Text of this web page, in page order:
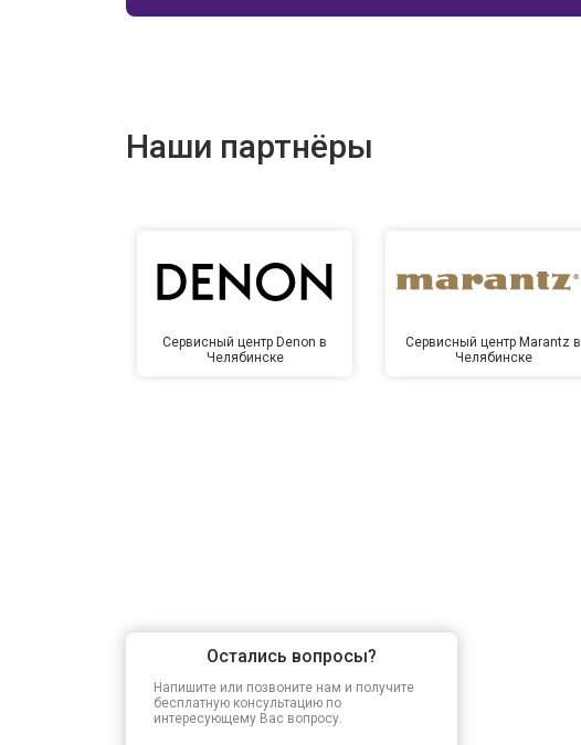
Наши партнёры
Сервисный центр Denon в
Челябинске
Сервисный центр Marantz в
Челябинске
Остались вопросы?
Напишите или позвоните нам и получите
бесплатную консультацию по
интересующему Вас вопросу.